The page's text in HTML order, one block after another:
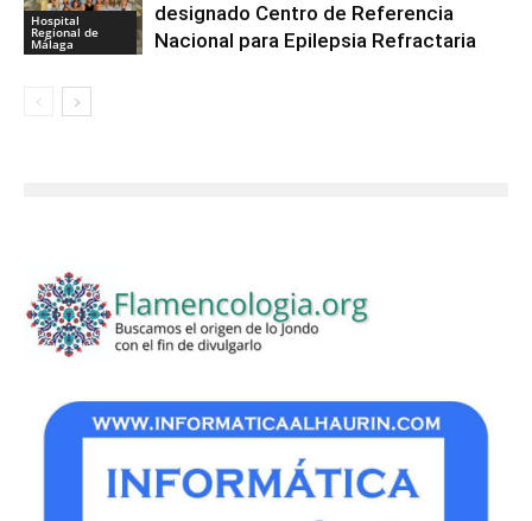
Hospital
Regional de
Málaga
designado Centro de Referencia
Nacional para Epilepsia Refractaria